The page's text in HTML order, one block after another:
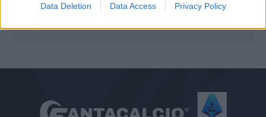
Data Deletion Data Access Privacy Policy